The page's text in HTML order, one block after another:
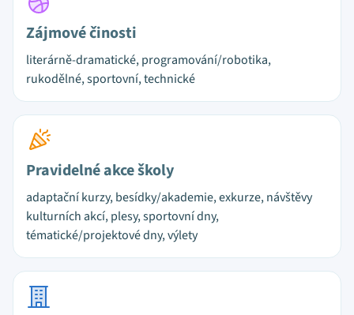
Zájmové činosti
literárně-dramatické, programování/robotika,
rukodělné, sportovní, technické
Pravidelné akce školy
adaptační kurzy, besídky/akademie, exkurze, návštěvy
kulturních akcí, plesy, sportovní dny,
tématické/projektové dny, výlety